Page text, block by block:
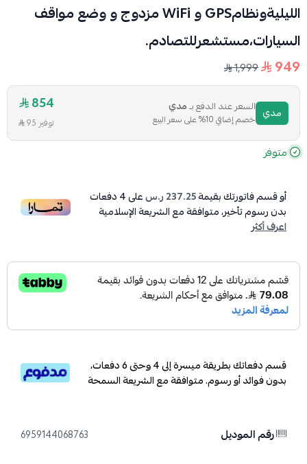
الليليةونظام‎ GPS‎و ‎ WiFi‎مزدوج و وضع مواقف
السيارات،مستشعرللتصادم.
949
1,999
مدي السعر عند الدفع بـمدي
خصم إضافي 10% على سعر البيع
854
توفير 95
متوفر
أو قسم فاتورتك بقيمة237.25 ر.س على4دفعات
بدون رسوم تأخير، متوافقة مع الشريعة الإسلامية
اعرف أكثر
قسم دفعاتك بطريقة ميسرة إلى 4 وحتى 6 دفعات،
بدون فوائد أو رسوم. متوافقة مع الشريعة السمحة
رقم الموديل 6959144068763